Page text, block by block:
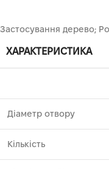
Застосування дерево;
ХАРАКТЕРИСТИКА
Діаметр отвору
Кількість